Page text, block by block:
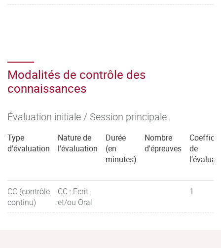
Modalités de contrôle des
connaissances
Évaluation initiale / Session principale
Type
d'évaluation
Nature de
l'évaluation
Durée
(en
minutes)
Nombre
d'épreuves
de
CC (contrôle
continu)
CC : Ecrit
et/ou Oral
1